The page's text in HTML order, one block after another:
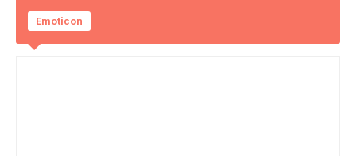
Emoticon